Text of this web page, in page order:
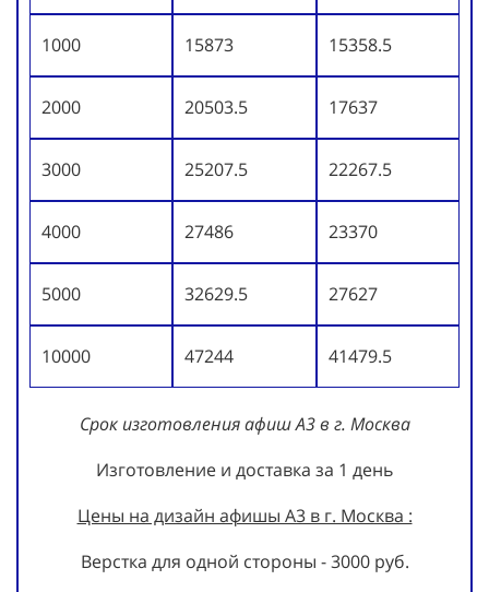
1000 15873 15358.5
2000 20503.5 17637
3000 25207.5 22267.5
4000 27486 23370
5000 32629.5 27627
10000 47244 41479.5
Срок изготовления афиш А3 в г. Москва
Изготовление и доставка за 1 день
Цены на дизайн афишы А3 в г. Москва :
Верстка для одной стороны - 3000 руб.